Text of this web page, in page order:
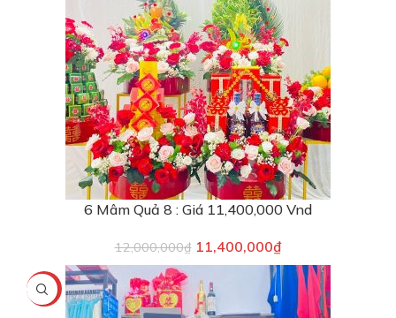
6 Mâm Quả 8 : Giá 11,400,000 Vnd
12,000,000₫ 11,400,000₫
-3%